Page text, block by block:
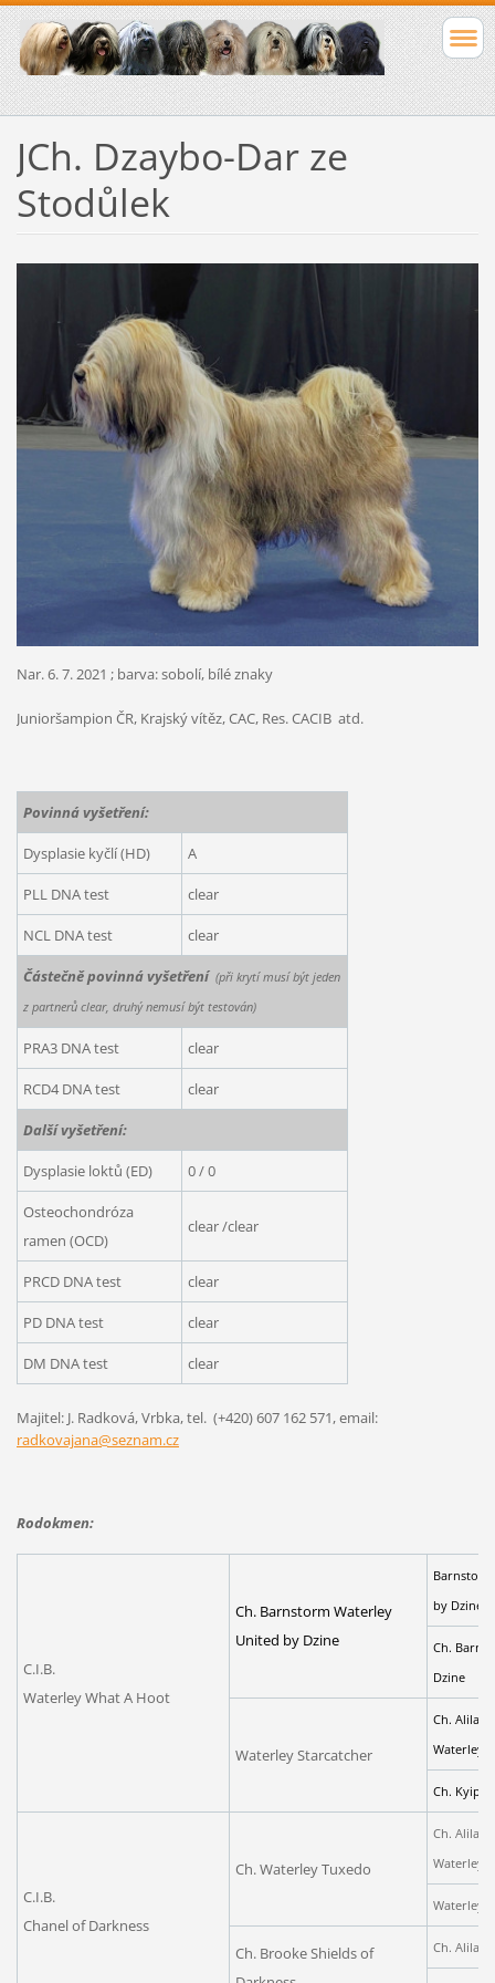
JCh. Dzaybo-Dar ze
Stodůlek
Nar. 6. 7. 2021 ; barva: sobolí, bílé znaky
Junioršampion ČR, Krajský vítěz, CAC, Res. CACIB atd.
Povinná vyšetření:
Dysplasie kyčlí (HD) A
PLL DNA test clear
NCL DNA test clear
Částečně povinná vyšetření (při krytí musí být jeden
z partnerů clear, druhý nemusí být testován)
PRA3 DNA test clear
RCD4 DNA test clear
Další vyšetření:
Dysplasie loktů (ED) 0 / 0
Osteochondróza
ramen (OCD)
clear /clear
PRCD DNA test clear
PD DNA test clear
DM DNA test clear
Majitel: J. Radková, Vrbka, tel. (+420) 607 162 571, email:
radkovajana@seznam.cz
Rodokmen:
C.I.B.
Waterley What A Hoot
Ch. Barnstorm Waterley
United by Dzine
by Dzine
Ch.
Dzine
Waterley Starcatcher
Ch. Alilah
Waterley
Ch. Kyipo
C.I.B.
Chanel of Darkness
Ch. Waterley Tuxedo
Ch.
Waterley
Waterley
Ch. Brooke Shields of
Ch. Alilah